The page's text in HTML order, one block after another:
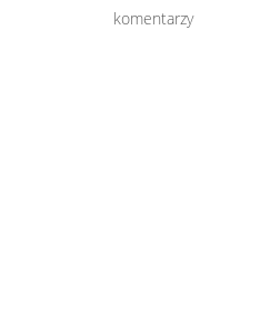
komentarzy